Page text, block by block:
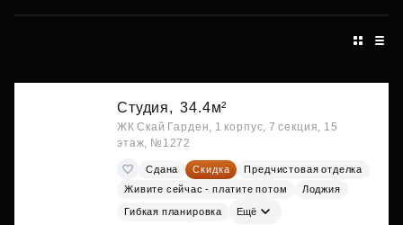
Студия, 34.4м²
ЖК Скай Гарден, 1 корпус, 7 секция, 15
этаж, №1272
Сдана Скидка
Предчистовая отделка
Живите сейчас - платите потом
Лоджия
Гибкая планировка Ещё